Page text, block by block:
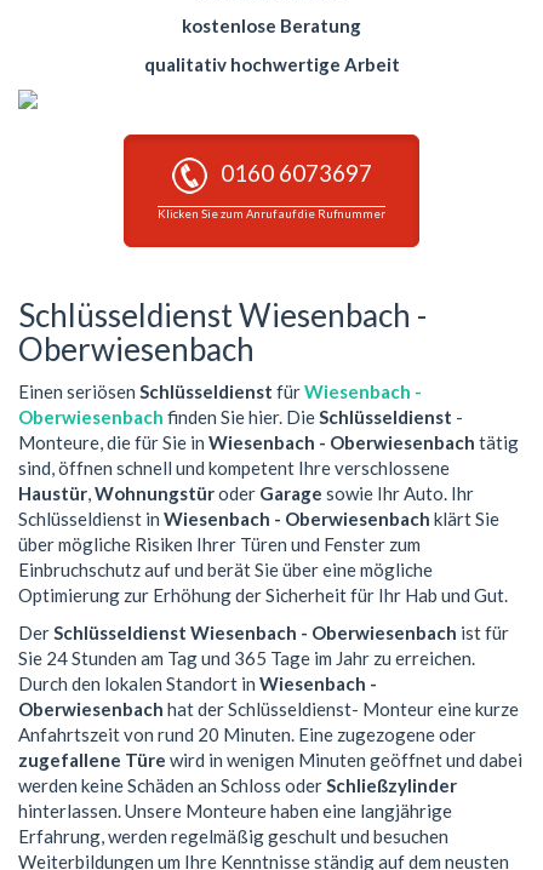
kostenlose Beratung
qualitativ hochwertige Arbeit
0160 6073697
Klicken Sie zum Anruf auf die Rufnummer
Schlüsseldienst Wiesenbach -
Oberwiesenbach
Einen seriösen Schlüsseldienst fürWiesenbach -
Oberwiesenbach finden Sie hier. DieSchlüsseldienst -
Monteure, die für Sie in Wiesenbach - Oberwiesenbach tätig
sind, öffnen schnell und kompetent Ihre verschlossene
Haustür,Wohnungstüroder Garage sowie Ihr Auto. Ihr
Schlüsseldienst in Wiesenbach - Oberwiesenbach klärt Sie
über mögliche Risiken Ihrer Türen und Fenster zum
Einbruchschutz auf und berät Sie über eine mögliche
Optimierung zur Erhöhung der Sicherheit für Ihr Hab und Gut.
DerSchlüsseldienst Wiesenbach - Oberwiesenbach ist für
Sie 24 Stunden am Tag und 365 Tage im Jahr zu erreichen.
Durch den lokalen Standort in Wiesenbach -
Oberwiesenbach hat der Schlüsseldienst- Monteur eine kurze
Anfahrtszeit von rund 20 Minuten. Eine zugezogene oder
zugefallene Türe wird in wenigen Minuten geöffnet und dabei
werden keine Schäden an Schloss oderSchließzylinder
hinterlassen. Unsere Monteure haben eine langjährige
Erfahrung, werden regelmäßig geschult und besuchen
Weiterbildungen um Ihre Kenntnisse ständig auf dem neusten